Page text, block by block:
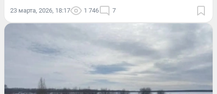
23 марта, 2026, 18:17 1 746 7